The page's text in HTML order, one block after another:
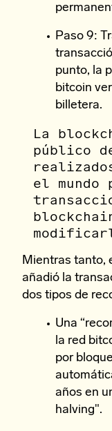
Paso 9:
punto, la
bitcoin
billetera.
La
público
el mundo
Mientras tanto,
añadió la
dos tipos de
Una
la red
por
años en
halving".